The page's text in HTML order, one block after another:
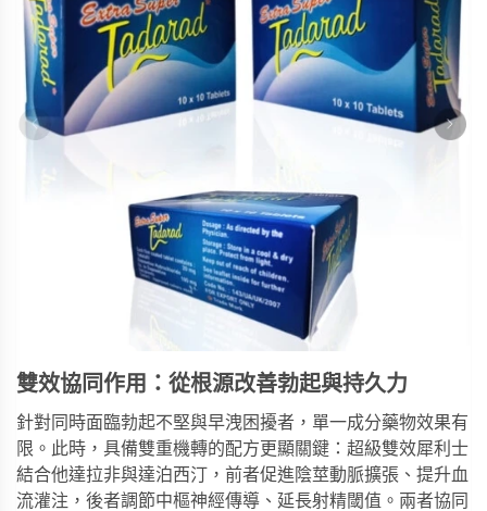
雙效協同作用：從根源改善勃起與持久力
針對同時面臨勃起不堅與早洩困擾者，單一成分藥物效果有
限。此時，具備雙重機轉的配方更顯關鍵： 超級雙效犀利士
結合他達拉非與達泊西汀，前者促進陰莖動脈擴張、提升血
流灌注，後者調節中樞神經傳導、延長射精閾值。兩者協同